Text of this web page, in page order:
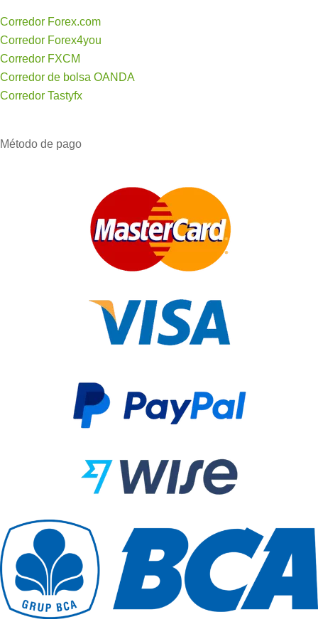
Corredor Forex.com
Corredor Forex4you
Corredor FXCM
Corredor de bolsa OANDA
Corredor Tastyfx
Método de pago